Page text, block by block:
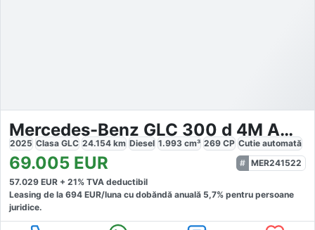
Mercedes-Benz GLC 300 d 4M AMG Premium Technik
2025 Clasa GLC 24.154 km Diesel 1.993 cm³ 269 CP Cutie automată
69.005 EUR
MER241522
57.029 EUR + 21% TVA deductibil
Leasing de la 694 EUR/luna cu dobăndă anuală 5,7% pentru persoane
juridice.